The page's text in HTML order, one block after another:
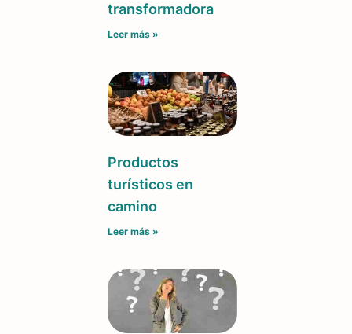
transformadora
Leer más »
Productos
turísticos en
camino
Leer más »